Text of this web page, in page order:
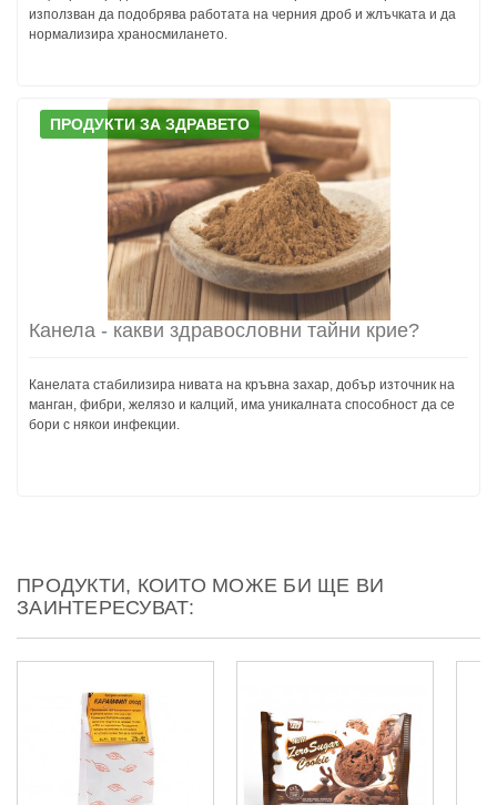
използван да подобрява работата на черния дроб и жлъчката и да
нормализира храносмилането.
ПРОДУКТИ ЗА ЗДРАВЕТО
Канела - какви здравословни тайни крие?
Канелата стабилизира нивата на кръвна захар, добър източник на
манган, фибри, желязо и калций, има уникалната способност да се
бори с някои инфекции.
ПРОДУКТИ, КОИТО МОЖЕ БИ ЩЕ ВИ
ЗАИНТЕРЕСУВАТ: